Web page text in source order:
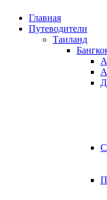
Главная
Путеводители
Таиланд